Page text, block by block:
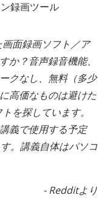
録画ツール
面録画ソフト／ア
か？音声録音機能、
クなし、無料（多少
高価なものは避けた
を探しています。
義で使用する予定
。講義自体はパソコ
- Redditより